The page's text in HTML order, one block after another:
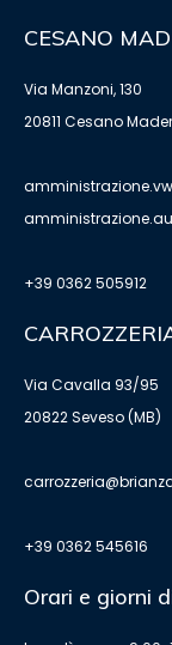
CESANO
Via Manzoni, 130
20811 Cesano
+39 0362 505912
Via Cavalla 93/95
20822 Seveso (MB)
+39 0362 545616
Orari e giorni